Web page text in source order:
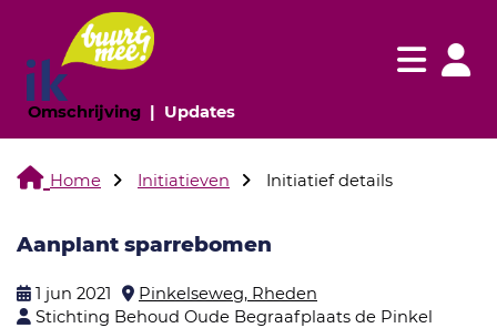
Omschrijving(huidige pagina)
Updates(huidige pagina)
Navigatie
Home Initiatieven Initiatief details
Aanplant sparrebomen
1 jun 2021
Pinkelseweg, Rheden
Stichting Behoud Oude Begraafplaats de Pinkel